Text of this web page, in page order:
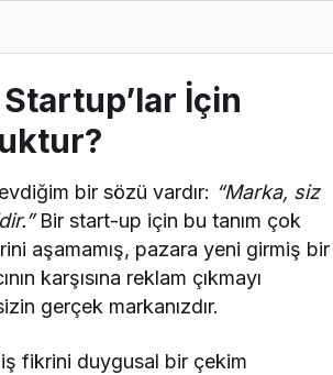
İçin
bir sözü vardır: “Marka, siz
Bir start-up için bu tanım çok
aşamamış, pazara yeni girmiş bir
karşısına reklam çıkmayı
gerçek markanızdır.
fikrini duygusal bir çekim